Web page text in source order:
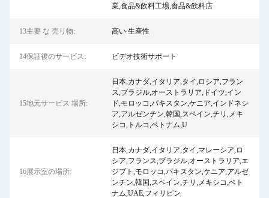
業,食品&飲料工場,食品&飲料店
13主要 な 売り物: 高い 生産性
14保証後のサービス: ビデオ技術サポート
15地元サービス 場所:
日本,カナダ,イタリア,タイ,ロシア,フラン
ス,ブラジル,オーストラリア,ドイツ,イン
ド,モロッコ,パキスタン,ケニア,インドネシ
ア,アルゼンチン,韓国,スペイン,チリ,メキ
シコ,トルコ,ベトナム,U
16展示室の場所:
日本,カナダ,イタリア,タイ,マレーシア,ロ
シア,フランス,ブラジル,オーストラリア,エ
ジプト,モロッコ,パキスタン,ケニア,アルゼ
ンチン,韓国,スペイン,チリ,メキシコ,ベト
ナム,UAE,フィリピン